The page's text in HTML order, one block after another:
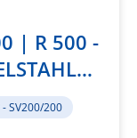
| R 500 -
- SV200/200